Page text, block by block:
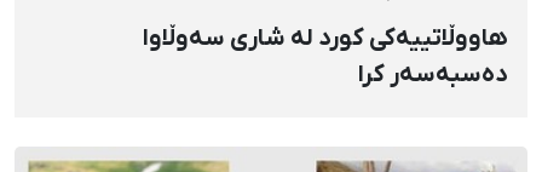
هاووڵاتییەکی کورد لە شاری سەوڵاوا
دەسبەسەر کرا